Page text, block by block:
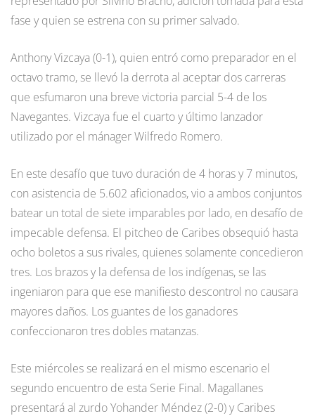
fase y quien se estrena con su primer salvado.
Anthony Vizcaya (0-1), quien entró como preparador en el
octavo tramo, se llevó la derrota al aceptar dos carreras
que esfumaron una breve victoria parcial 5-4 de los
Navegantes. Vizcaya fue el cuarto y último lanzador
utilizado por el mánager Wilfredo Romero.
En este desafío que tuvo duración de 4 horas y 7 minutos,
con asistencia de 5.602 aficionados, vio a ambos conjuntos
batear un total de siete imparables por lado, en desafío de
impecable defensa. El pitcheo de Caribes obsequió hasta
ocho boletos a sus rivales, quienes solamente concedieron
tres. Los brazos y la defensa de los indígenas, se las
ingeniaron para que ese manifiesto descontrol no causara
mayores daños. Los guantes de los ganadores
confeccionaron tres dobles matanzas.
Este miércoles se realizará en el mismo escenario el
segundo encuentro de esta Serie Final. Magallanes
presentará al zurdo Yohander Méndez (2-0) y Caribes